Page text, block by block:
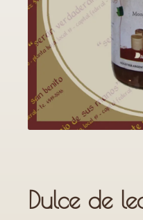
Dulce de